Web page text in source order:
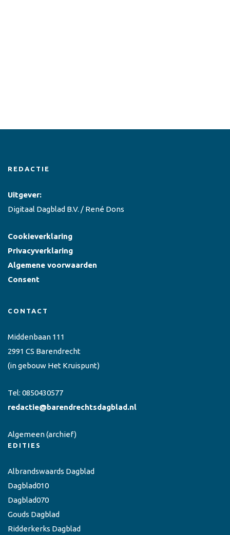
REDACTIE
Uitgever:
Digitaal Dagblad B.V. / René Dons
Cookieverklaring
Privacyverklaring
Algemene voorwaarden
Consent
CONTACT
Middenbaan 111
2991 CS Barendrecht
(in gebouw Het Kruispunt)
Tel: 0850430577
redactie@barendrechtsdagblad.nl
Algemeen(archief)
EDITIES
Albrandswaards Dagblad
Dagblad010
Dagblad070
Gouds Dagblad
Ridderkerks Dagblad